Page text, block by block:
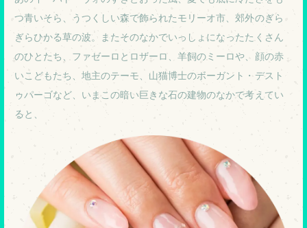
つ青いそら、うつくしい森で飾られたモリーオ市、郊外のぎら
ぎらひかる草の波。またそのなかでいっしょになったたくさん
のひとたち、ファゼーロとロザーロ、羊飼のミーロや、顔の赤
いこどもたち、地主のテーモ、山猫博士のボーガント・デスト
ゥパーゴなど、いまこの暗い巨きな石の建物のなかで考えてい
ると、